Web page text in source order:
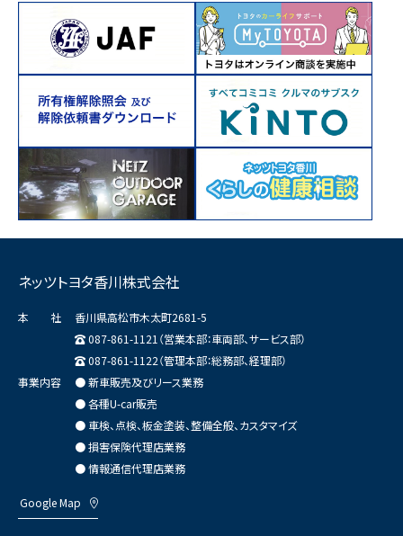
ネッツトヨタ香川株式会社
本 社
香川県高松市木太町2681-5
087-861-1121（営業本部：車両部、サービス部）
087-861-1122（管理本部：総務部、経理部）
事業内容
● 新車販売及びリース業務
● 各種U-car販売
● 車検、点検、板金塗装、整備全般、カスタマイズ
● 損害保険代理店業務
● 情報通信代理店業務
Google Map